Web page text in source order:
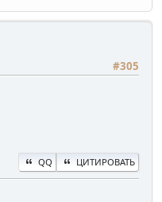
#305
QQ ЦИТИРОВАТЬ